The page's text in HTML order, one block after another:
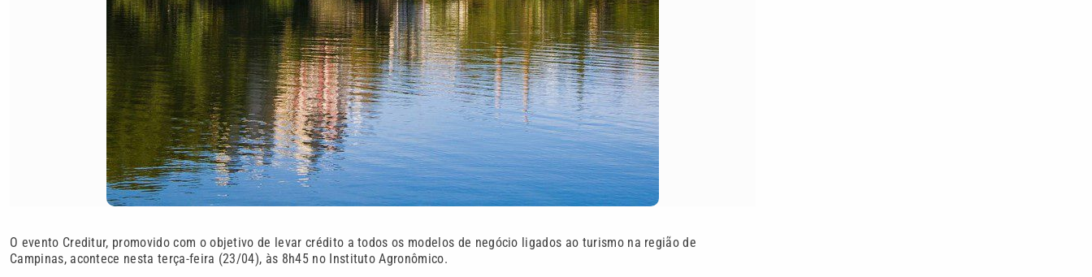
O evento Creditur, promovido com o objetivo de levar crédito a todos os modelos de negócio ligados ao turismo na região de
Campinas, acontece nesta terça-feira (23/04), às 8h45 no Instituto Agronômico.